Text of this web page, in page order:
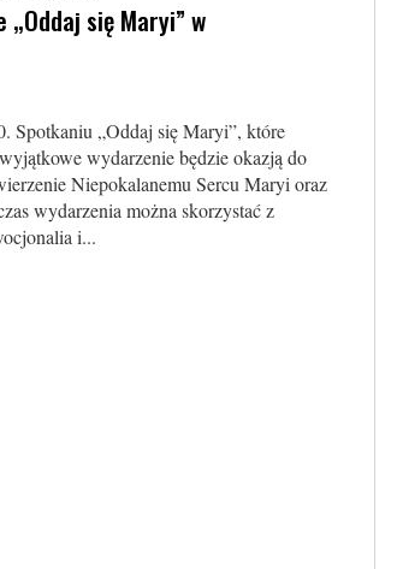
się Maryi” w
Spotkaniu „Oddaj się Maryi”, które
wydarzenie będzie okazją do
Niepokalanemu Sercu Maryi oraz
wydarzenia można skorzystać z
i...